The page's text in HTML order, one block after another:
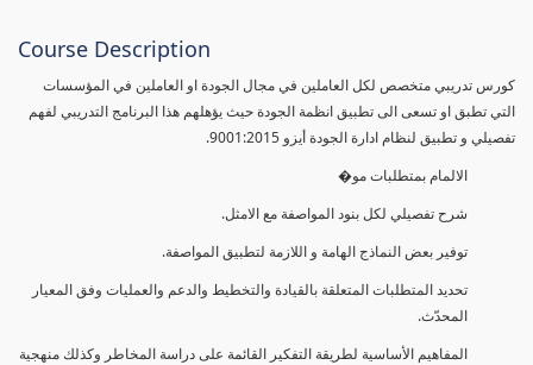
Course Description
كورس تدريبي متخصص لكل العاملين في مجال الجودة او العاملين في المؤسسات
التي تطبق او تسعى الى تطبيق انظمة الجودة حيث يؤهلهم هذا البرنامج التدريبي لفهم
تفصيلي و تطبيق لنظام ادارة الجودة أيزو 9001:2015.
الالمام بمتطلبات مو�
شرح تفصيلي لكل بنود المواصفة مع الامثل.
توفير بعض النماذج الهامة و اللازمة لتطبيق المواصفة.
تحديد المتطلبات المتعلقة بالقيادة والتخطيط والدعم والعمليات وفق المعيار
المحدّث.
المفاهيم الأساسية لطريقة التفكير القائمة على دراسة المخاطر وكذلك منهجية